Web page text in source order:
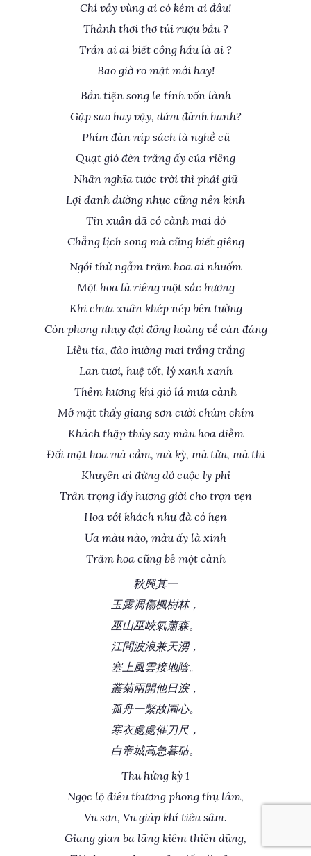
Chí vẫy vùng ai có kém ai đâu!
Thảnh thơi thơ túi rượu bầu ?
Trần ai ai biết công hầu là ai ?
Bao giờ rõ mặt mới hay!
Bần tiện song le tính vốn lành
Gặp sao hay vậy, dám đành hanh?
Phím đàn níp sách là nghề cũ
Quạt gió đèn trăng ấy của riêng
Nhân nghĩa tước trời thì phải giữ
Lợi danh đường nhục cũng nên kinh
Tin xuân đã có cành mai đó
Chẳng lịch song mà cũng biết giêng
Ngồi thử ngẫm trăm hoa ai nhuốm
Một hoa là riêng một sắc hương
Khi chưa xuân khép nép bên tường
Còn phong nhụy đợi đông hoàng về cán đáng
Liễu tía, đào hường mai trắng trắng
Lan tươi, huệ tốt, lý xanh xanh
Thêm hương khi gió lá mưa cành
Mở mặt thấy giang sơn cười chúm chím
Khách thập thúy say màu hoa diễm
Đối mặt hoa mà cầm, mà kỳ, mà tửu, mà thi
Khuyên ai đừng dở cuộc ly phi
Trân trọng lấy hương giời cho trọn vẹn
Hoa với khách như đà có hẹn
Ưa màu nào, màu ấy là xinh
Trăm hoa cũng bẻ một cành
秋興其一
玉露凋傷楓樹林，
巫山巫峽氣蕭森。
江間波浪兼天湧，
塞上風雲接地陰。
叢菊兩開他日淚，
孤舟一繫故園心。
寒衣處處催刀尺，
白帝城高急暮砧。
Thu hứng kỳ 1
Ngọc lộ điêu thương phong thụ lâm,
Vu sơn, Vu giáp khí tiêu sâm.
Giang gian ba lãng kiêm thiên dũng,